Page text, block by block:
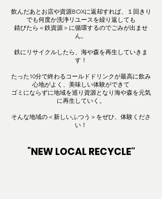
飲んだあとお店や資源BOXに返却すれば、１回きり
でも何度か洗浄リユースを繰り返しても
錆びたら＜鉄資源＞に循環するのでごみが出ませ
ん。
鉄にリサイクルしたら、海や森を再生していきま
す！
たった10分で終わるコールドドリンクが最高に飲み
心地がよく、美味しい体験ができて
ゴミにならずに地域を巡り資源となり海や森を元気
に再生していく。
そんな地域の＜新しいふつう＞をぜひ、体験くださ
い ！
"NEW LOCAL RECYCLE"